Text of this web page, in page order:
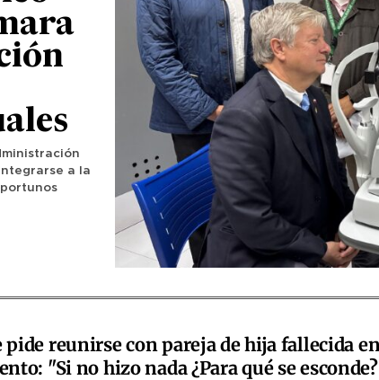
a la
pide reunirse con pareja de hija fallecida
"Si no hizo nada ¿Para qué se